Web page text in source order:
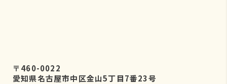
〒460-0022
愛知県名古屋市中区金山5丁目7番23号